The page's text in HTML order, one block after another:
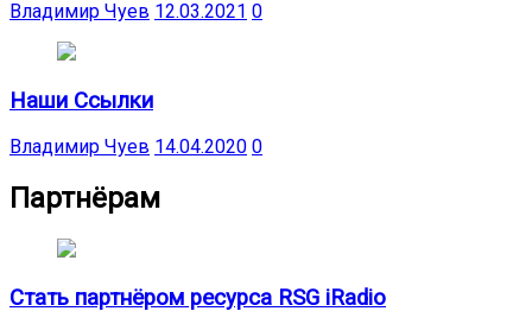
Владимир Чуев 12.03.2021 0
Наши Ссылки
Владимир Чуев 14.04.2020 0
Партнёрам
Стать партнёром ресурса RSG iRadio